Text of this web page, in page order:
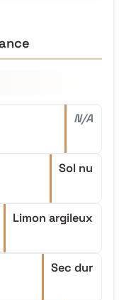
N/A
Sol nu
Limon argileux
Sec dur